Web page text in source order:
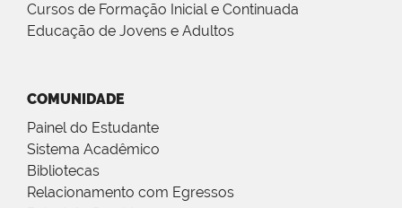
Cursos de Formação Inicial e Continuada
Educação de Jovens e Adultos
COMUNIDADE
Painel do Estudante
Sistema Acadêmico
Bibliotecas
Relacionamento com Egressos